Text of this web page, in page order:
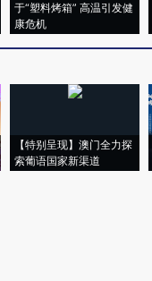
于“塑料烤箱” 高温引发健
康危机
【特别呈现】澳门全力探
索葡语国家新渠道